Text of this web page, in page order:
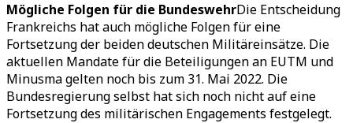
Mögliche Folgen für die BundeswehrDie Entscheidung
Frankreichs hat auch mögliche Folgen für eine
Fortsetzung der beiden deutschen Militäreinsätze. Die
aktuellen Mandate für die Beteiligungen an EUTM und
Minusma gelten noch bis zum 31. Mai 2022. Die
Bundesregierung selbst hat sich noch nicht auf eine
Fortsetzung des militärischen Engagements festgelegt.